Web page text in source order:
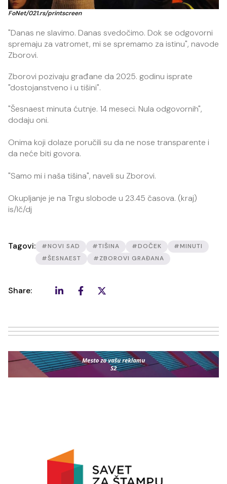
FoNet/021.rs/printscreen
"Danas ne slavimo. Danas svedočimo. Dok se odgovorni
spremaju za vatromet, mi se spremamo za istinu", navode
Zborovi.
Zborovi pozivaju građane da 2025. godinu isprate
"dostojanstveno i u tišini".
"Šesnaest minuta ćutnje. 14 meseci. Nula odgovornih",
dodaju oni.
Onima koji dolaze poručili su da ne nose transparente i
da neće biti govora.
"Samo mi i naša tišina", naveli su Zborovi.
Okupljanje je na Trgu slobode u 23.45 časova. (kraj)
is/lč/dj
Tagovi: #NOVI SAD #TIŠINA #DOČEK
#MINUTI
#ŠESNAEST
#ZBOROVI GRAĐANA
Share: